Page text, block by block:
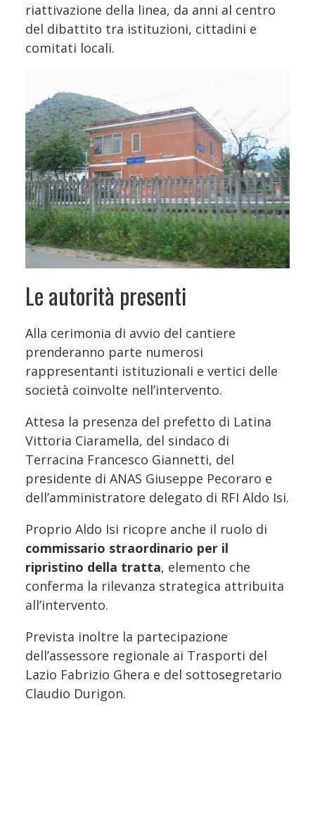
riattivazione della linea, da anni al centro
del dibattito tra istituzioni, cittadini e
comitati locali.
Le autorità presenti
Alla cerimonia di avvio del cantiere
prenderanno parte numerosi
rappresentanti istituzionali e vertici delle
società coinvolte nell’intervento.
Attesa la presenza del prefetto di Latina
Vittoria Ciaramella, del sindaco di
Terracina Francesco Giannetti, del
presidente di ANAS Giuseppe Pecoraro e
dell’amministratore delegato di RFI Aldo Isi.
Proprio Aldo Isi ricopre anche il ruolo di
commissario straordinario per il
ripristino della tratta, elemento che
conferma la rilevanza strategica attribuita
all’intervento.
Prevista inoltre la partecipazione
dell’assessore regionale ai Trasporti del
Lazio Fabrizio Ghera e del sottosegretario
Claudio Durigon.